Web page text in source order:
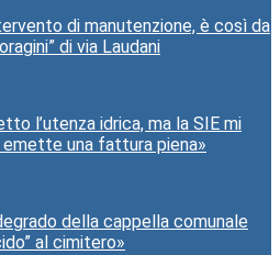
di manutenzione, è così da
di via Laudani
l’utenza idrica, ma la SIE mi
emette una fattura piena»
della cappella comunale
al cimitero»